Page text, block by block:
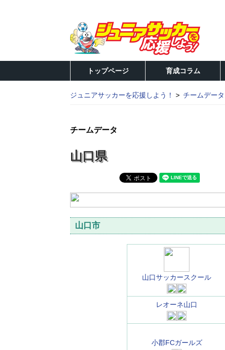
トップページ 育成コラム
ジュニアサッカーを応援しよう！ チームデータ
チームデータ
山口県
山口市
山口サッカースクール
レオーネ山口
小郡FCガールズ